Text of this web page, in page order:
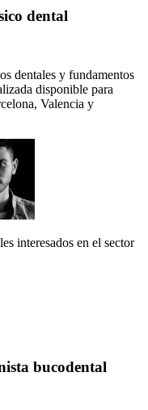
dental
dentales y fundamentos
disponible para
Valencia y
interesados en el sector
bucodental